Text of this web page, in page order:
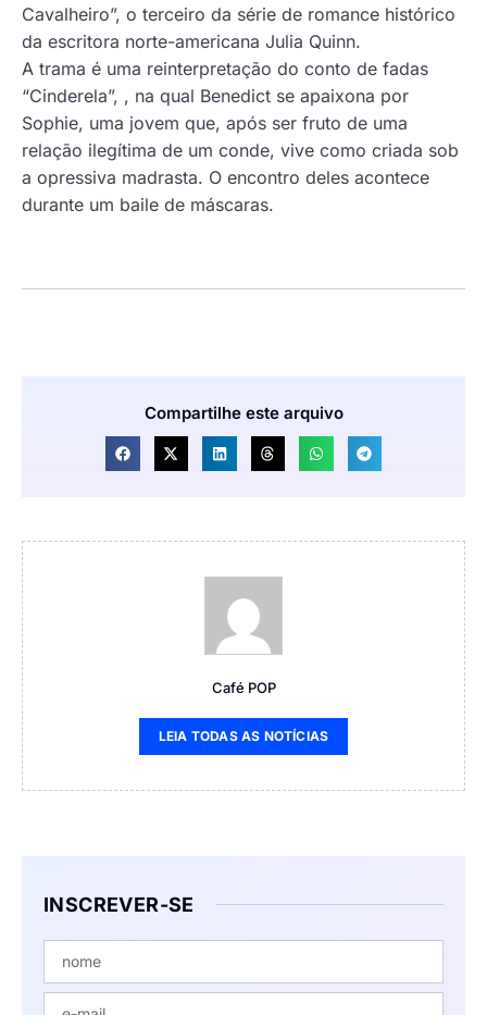
Cavalheiro”, o terceiro da série de romance histórico
da escritora norte-americana Julia Quinn.
A trama é uma reinterpretação do conto de fadas
“Cinderela”, , na qual Benedict se apaixona por
Sophie, uma jovem que, após ser fruto de uma
relação ilegítima de um conde, vive como criada sob
a opressiva madrasta. O encontro deles acontece
durante um baile de máscaras.
Compartilhe este arquivo
Café POP
LEIA TODAS AS NOTÍCIAS
INSCREVER-SE